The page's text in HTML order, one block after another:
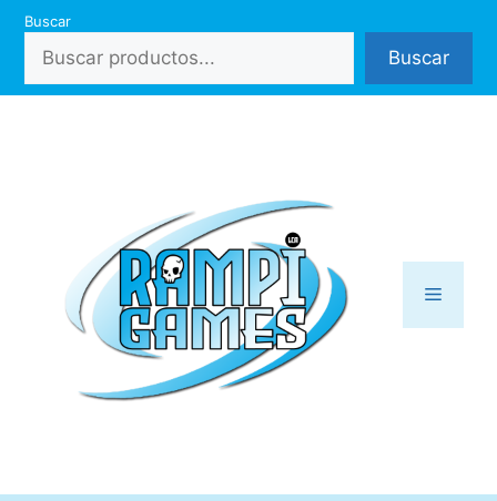
Saltar
contenido
Buscar
Buscar
Menú